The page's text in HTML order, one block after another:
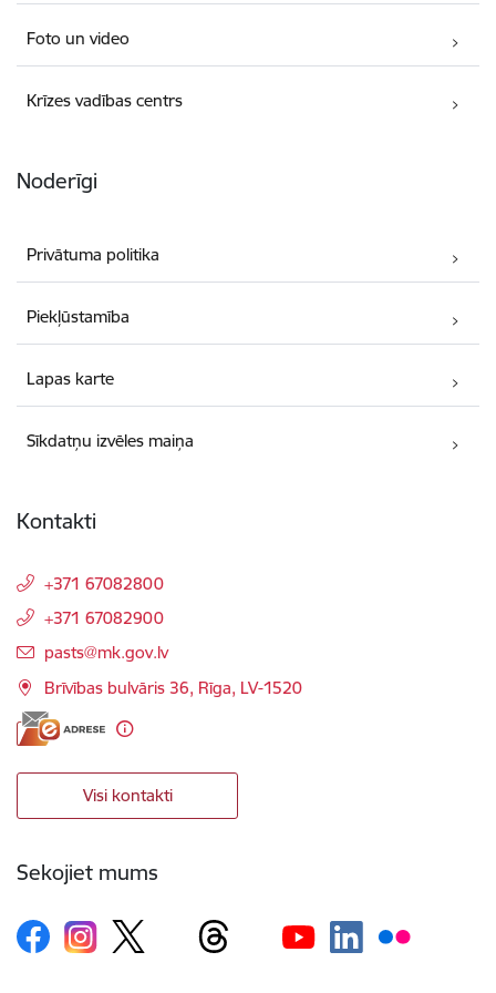
Foto un video
Krīzes vadības centrs
Noderīgi
Privātuma politika
Piekļūstamība
Lapas karte
Sīkdatņu izvēles maiņa
Kontakti
+371 67082800
+371 67082900
E-pasts:
pasts@mk.gov.lv
Brīvības bulvāris 36, Rīga, LV-1520
Visi kontakti
Sekojiet mums